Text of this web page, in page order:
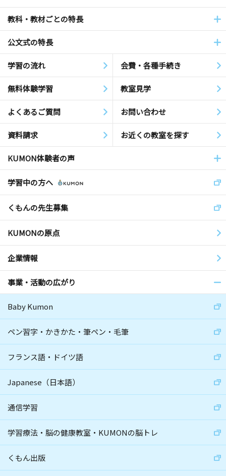
教科・教材ごとの特長
公文式の特長
学習の流れ 会費・各種手続き
無料体験学習 教室見学
よくあるご質問 お問い合わせ
資料請求 お近くの教室を探す
KUMON体験者の声
学習中の方へ
くもんの先生募集
KUMONの原点
企業情報
事業・活動の広がり
Baby Kumon
ペン習字・かきかた・筆ペン・毛筆
フランス語・ドイツ語
Japanese（日本語）
通信学習
学習療法・脳の健康教室・KUMONの脳トレ
くもん出版